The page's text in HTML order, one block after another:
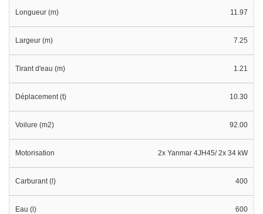
Longueur (m) 11.97
Largeur (m) 7.25
Tirant d'eau (m) 1.21
Déplacement (t) 10.30
Voilure (m2) 92.00
Motorisation 2x Yanmar 4JH45/ 2x 34 kW
Carburant (l) 400
Eau (l) 600